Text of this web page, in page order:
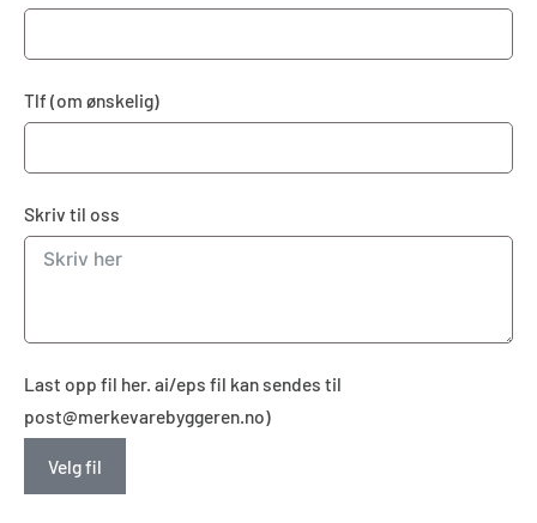
Tlf (om ønskelig)
Skriv til oss
Last opp fil her. ai/eps fil kan sendes til
post@merkevarebyggeren.no)
Velg fil